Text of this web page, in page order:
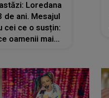
Loredana
ani. Mesajul
cei ce o susțin:
oamenii mai